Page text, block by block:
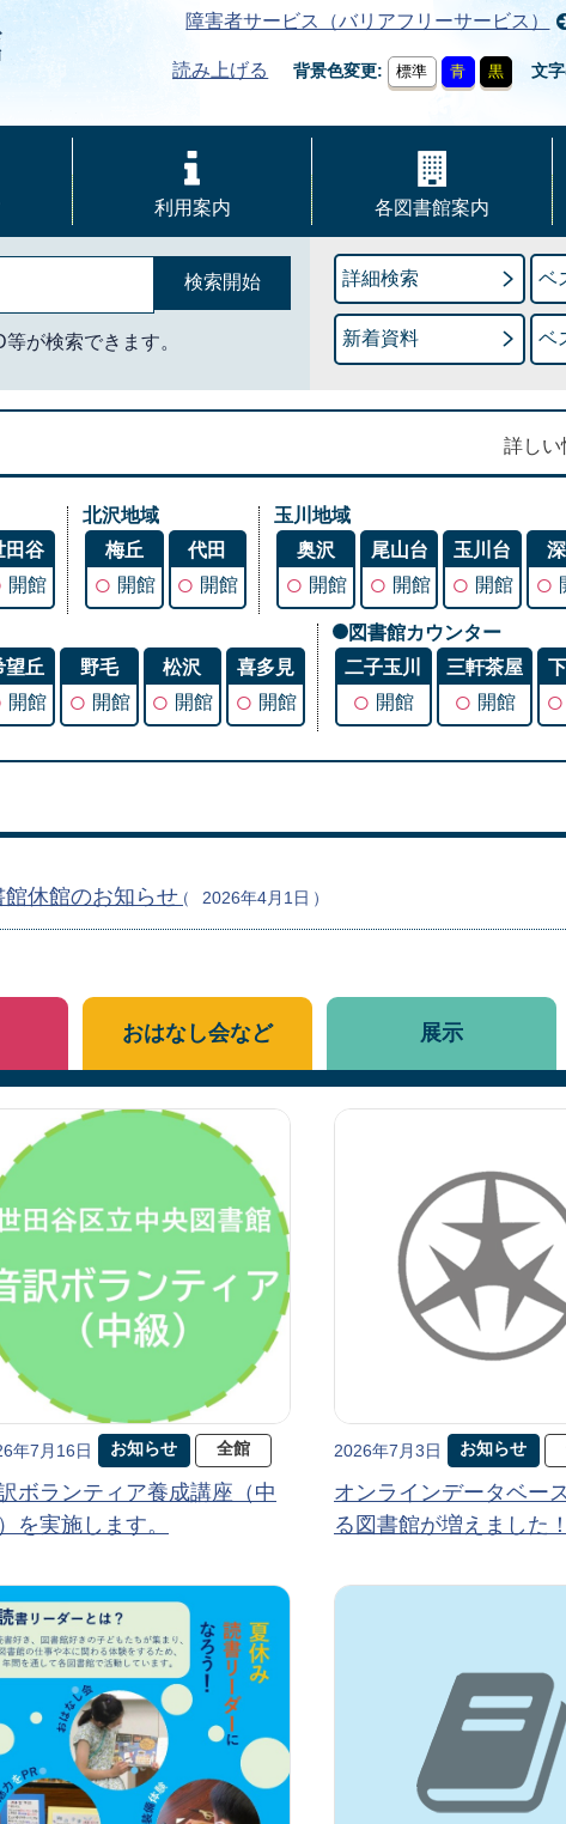
障害者サービス（バリアフリーサービス）
読み上げる 背景色変更 標準 青 黒 文
利用案内 各図書館案内
が検索できます。
詳細検索 ベ
新着資料 ベ
詳しい
田谷
開館
北沢地域
梅丘
○ 開館
代田
○ 開館
玉川地域
奥沢
○ 開館
尾山台
○ 開館
玉川台
○ 開館 ○
望丘
開館
野毛
○ 開館
松沢
○ 開館
喜多見
○ 開館
図書館カウンター
二子玉川
○ 開館
三軒茶屋
○ 開館 ○
休館のお知らせ 2026年4月1日
年7月16日 お知らせ 全館
ボランティア養成講座（中
を実施します。
2026年7月3日 お知らせ
オンラインデータベー
る図書館が増えました！
おはなし会など 展示